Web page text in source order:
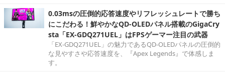
0.03msの圧倒的応答速度やリフレッシュレートで勝ち
にこだわる！鮮やかなQD-OLEDパネル搭載のGigaCry
sta「EX-GDQ271UEL」はFPSゲーマー注目の武器
「EX-GDQ271UEL」の魅力であるQD-OLEDパネルの圧倒的
な見やすさや応答速度を、『Apex Legends』で体感しま
す。